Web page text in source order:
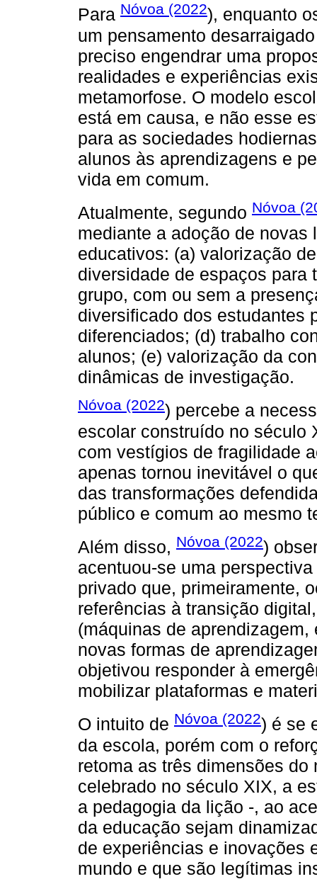
Para Nóvoa (2022), enquanto
um pensamento
preciso engendrar uma
realidades e experiências
metamorfose. O modelo
está em causa, e não esse
para as sociedades
alunos às aprendizagens e
vida em comum.
Atualmente, segundo Nóvoa
mediante a adoção de novas
educativos: (a) valorização
diversidade de espaços para
grupo, com ou sem a
diversificado dos estudantes
diferenciados; (d) trabalho
alunos; (e) valorização da
dinâmicas de investigação.
Nóvoa (2022) percebe a
escolar construído no século
com vestígios de fragilidade
apenas tornou inevitável o
das transformações
público e comum ao mesmo
Além disso, Nóvoa (2022)
acentuou-se uma
privado que, primeiramente,
referências à transição
(máquinas de
novas formas de
objetivou responder à
mobilizar plataformas e
O intuito de Nóvoa (2022) é se
da escola, porém com o
retoma as três dimensões
celebrado no século XIX, a
a pedagogia da lição -, ao
da educação sejam
de experiências e inovações
mundo e que são legítimas